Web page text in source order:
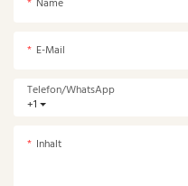
Name
E-Mail
+1
Telefon/WhatsApp
Inhalt